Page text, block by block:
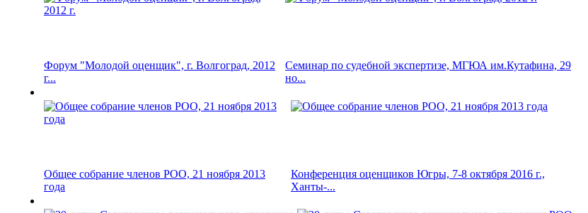
Форум "Молодой оценщик", г. Волгоград, 2012
г...
Семинар по судебной экспертизе, МГЮА им.Кутафина, 29
но...
Общее собрание членов РОО, 21 ноября 2013
года
Конференция оценщиков Югры, 7-8 октября 2016 г.,
Ханты-...